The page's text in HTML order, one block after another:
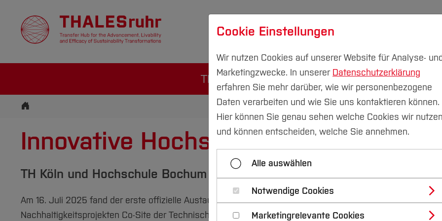
Über Transferprojekte Nachhaltigkeitsallianz
THALESruhr ist ein Projekt der Hochschule
Innovative Hochschule trifft auf
TH Köln und Hochschule Bochum tauschen sich zu
Am 16. Juli 2025 fand der erste offizielle Austausch zwischen den
Nachhaltigkeitsprojekten Co-Site der Technischen Hochschule Köln (TH
Cookie Einstellungen
Wir nutzen Cookies auf unserer Website für Analyse- und
Marketingzwecke. In unserer Datenschutzerklärung
erfahren Sie mehr darüber, wie wir personenbezogene
Daten verarbeiten und wie Sie uns kontaktieren können.
Hier können Sie genau sehen welche Cookies wir nutzen
und können entscheiden, welche Sie annehmen.
Alle auswählen
Notwendige Cookies
Marketingrelevante Cookies